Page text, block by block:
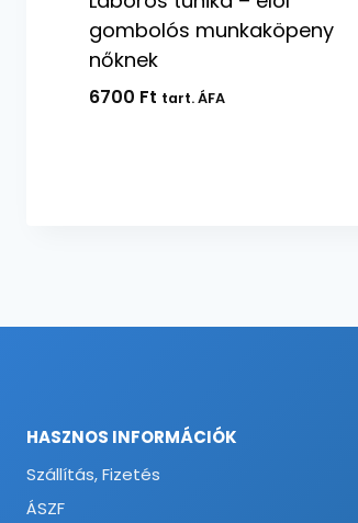
gombolós munkaköpeny
nőknek
6700 Ft tart. ÁFA
HASZNOS INFORMÁCIÓK
Szállítás, Fizetés
ÁSZF